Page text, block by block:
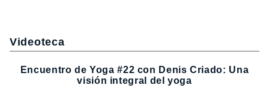
Videoteca
Encuentro de Yoga #22 con Denis Criado: Una
visión integral del yoga